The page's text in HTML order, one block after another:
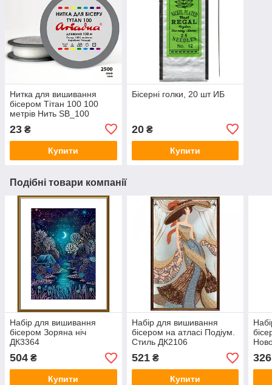
Нитка для вишивання
бісером Тітан 100 100
метрів Нить SB_100
23 ₴
Купити
Бісерні голки, 20 шт ИБ
20₴
Купити
Подібні товари компанії
Набір для вишивання
бісером Зоряна ніч
ДК3364
504 ₴
Купити
Набір для вишивання
бісером на атласі Подіум.
Стиль ДК2106
521₴
Купити
326